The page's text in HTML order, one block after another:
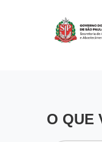
O QUE